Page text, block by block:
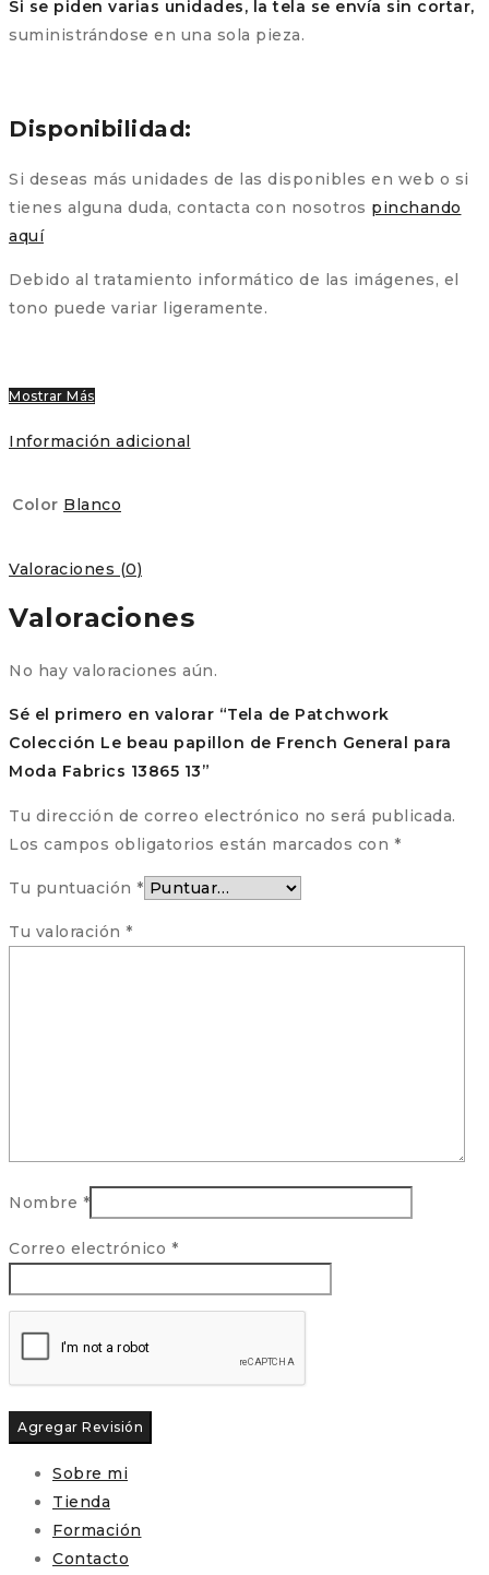
Si se piden varias unidades, la tela se envía sin cortar,
suministrándose en una sola pieza.
Disponibilidad:
Si deseas más unidades de las disponibles en web o si
tienes alguna duda, contacta con nosotros pinchando
aquí
Debido al tratamiento informático de las imágenes, el
tono puede variar ligeramente.
Mostrar Más
Información adicional
Color Blanco
Valoraciones (0)
Valoraciones
No hay valoraciones aún.
Sé el primero en valorar “Tela de Patchwork
Colección Le beau papillon de French General para
Moda Fabrics 13865 13”
Tu dirección de correo electrónico no será publicada.
Los campos obligatorios están marcados con *
Tu puntuación *
Tu valoración *
Nombre *
Correo electrónico *
Sobre mi
Tienda
Formación
Contacto